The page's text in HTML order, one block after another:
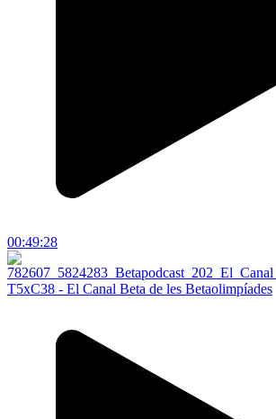
00:49:28
T5xC38 - El Canal Beta de les Betaolimpíades